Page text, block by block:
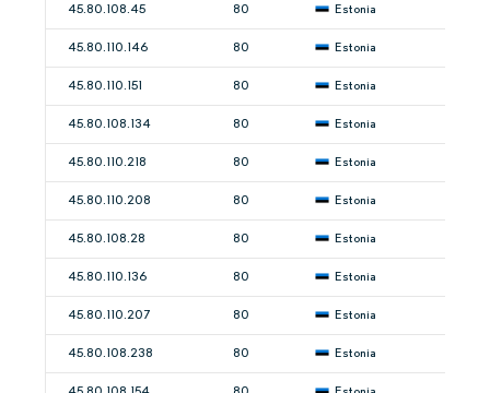
45.80.108.45 80 Estonia
45.80.110.146 80 Estonia
45.80.110.151 80 Estonia
45.80.108.134 80 Estonia
45.80.110.218 80 Estonia
45.80.110.208 80 Estonia
45.80.108.28 80 Estonia
45.80.110.136 80 Estonia
45.80.110.207 80 Estonia
45.80.108.238 80 Estonia